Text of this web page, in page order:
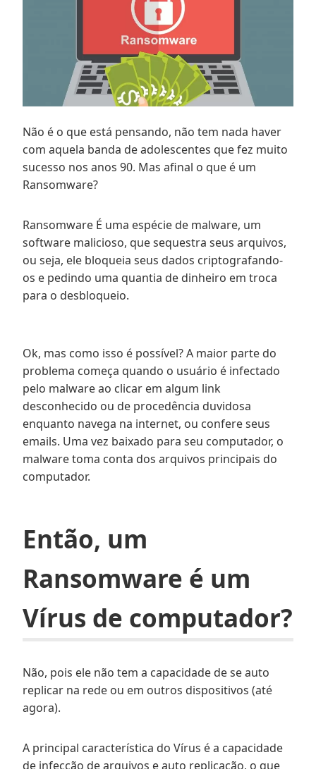
Não é o que está pensando, não tem nada haver
com aquela banda de adolescentes que fez muito
sucesso nos anos 90. Mas afinal o que é um
Ransomware?
Ransomware É uma espécie de malware, um
software malicioso, que sequestra seus arquivos,
ou seja, ele bloqueia seus dados criptografando-
os e pedindo uma quantia de dinheiro em troca
para o desbloqueio.
Ok, mas como isso é possível? A maior parte do
problema começa quando o usuário é infectado
pelo malware ao clicar em algum link
desconhecido ou de procedência duvidosa
enquanto navega na internet, ou confere seus
emails. Uma vez baixado para seu computador, o
malware toma conta dos arquivos principais do
computador.
Então, um
Ransomware é um
Vírus de computador?
Não, pois ele não tem a capacidade de se auto
replicar na rede ou em outros dispositivos (até
agora).
A principal característica do Vírus é a capacidade
de infecção de arquivos e auto replicação, o que